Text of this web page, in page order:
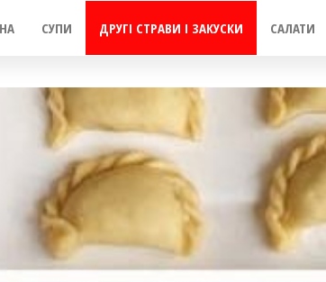
СУПИ ДРУГІ СТРАВИ І ЗАКУСКИ САЛАТИ